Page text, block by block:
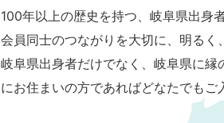
100年以上の歴史を持つ、岐阜県出身
会員同士のつながりを大切に、明るく
岐阜県出身者だけでなく、岐阜県に
にお住まいの方であればどなたでもご